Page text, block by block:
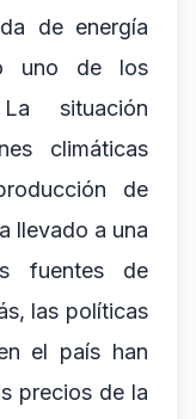
de energía
uno de los
situación
climáticas
de
llevado a una
fuentes de
las políticas
el país han
precios de la